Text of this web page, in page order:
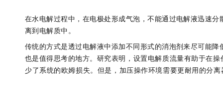
在水电解过程中，在电极处形成气泡，不能通过电解液迅速
离到电解质中。
传统的方式是透过电解液中添加不同形式的消泡剂来尽可能
也是值得思考的地方。 研究表明，设置电解质流量有助于在
少了系统的欧姆损失。 但是，加压操作环境需要更耐用的分离